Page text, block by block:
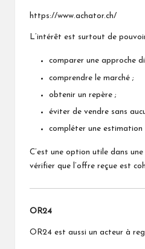
https://www.achator.ch/
L’intérêt est surtout de
comparer une approche
comprendre le marché ;
obtenir un repère ;
éviter de vendre sans
compléter une estimation
C’est une option utile dans
vérifier que l’offre reçue est
OR24
OR24 est aussi un acteur à